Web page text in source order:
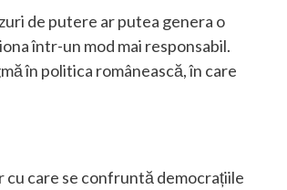
de putere ar putea genera o
într-un mod mai responsabil.
în politica românească, în care
cu care se confruntă democrațiile